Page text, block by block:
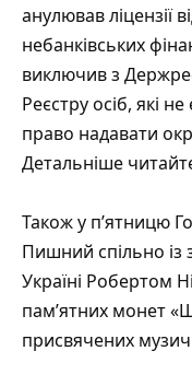
анулював ліцензії
небанківських
виключив з
Реєстру осіб, які
право надавати
Детальніше
Також у п’ятницю
Пишний спільно із
Україні Робертом
пам’ятних монет
присвячених